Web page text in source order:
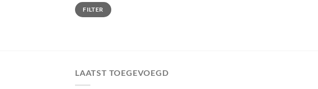
Min. prijs
Max. prijs
FILTER
LAATST TOEGEVOEGD